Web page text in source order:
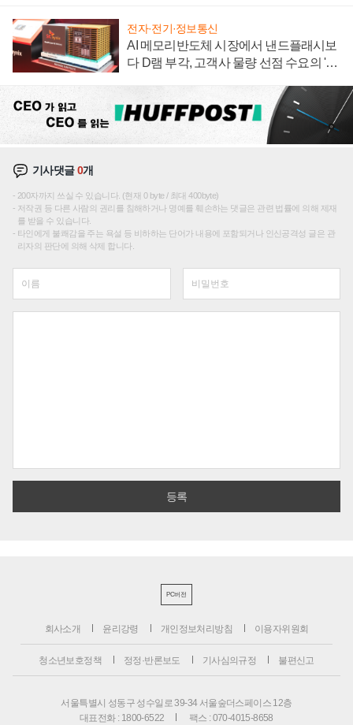
전자·전기·정보통신
AI 메모리반도체 시장에서 낸드플래시보
다 D램 부각, 고객사 물량 선점 수요의 '우
기사댓글0개
200자까지 쓰실 수 있습니다. (현재 0 byte / 최대 400byte)
저작권 등 다른 사람의 권리를 침해하거나 명예를 훼손하는 댓글은 관련 법률에 의해 제재
를 받을 수 있습니다.
타인에게 불쾌감을 주는 욕설 등 비하하는 단어가 내용에 포함되거나 인신공격성 글은 관
리자의 판단에 의해 삭제 합니다.
PC버전
회사소개 윤리강령 개인정보처리방침 이용자위원회
청소년보호정책 정정·반론보도 기사심의규정 불편신고
서울특별시 성동구 성수일로 39-34 서울숲더스페이스 12층
대표전화 : 1800-6522
팩스 : 070-4015-8658